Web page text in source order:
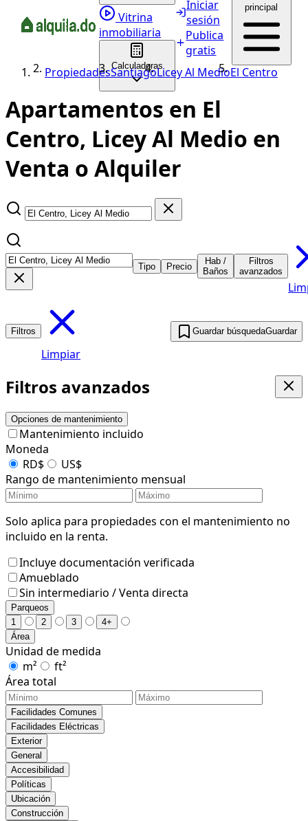
Vitrina
inmobiliaria
Calculadoras
Iniciar
sesión
Publica
gratis
principal
PropiedadesSantiagoLicey Al MedioEl Centro
Apartamentos en El
Centro, Licey Al Medio en
Venta o Alquiler
Tipo Precio
Hab /
Baños
Filtros
avanzados
Filtros
Limpiar
Guardar búsquedaGuardar
Filtros avanzados
Opciones de mantenimiento
Mantenimiento incluido
Moneda
RD$
US$
Rango de mantenimiento mensual
Solo aplica para propiedades con el mantenimiento no
incluido en la renta.
Incluye documentación verificada
Amueblado
Sin intermediario / Venta directa
Parqueos
1
2 3
4+
Área
Unidad de medida
m²
ft²
Área total
Facilidades Comunes
Facilidades Eléctricas
Exterior
General
Accesibilidad
Políticas
Ubicación
Construcción